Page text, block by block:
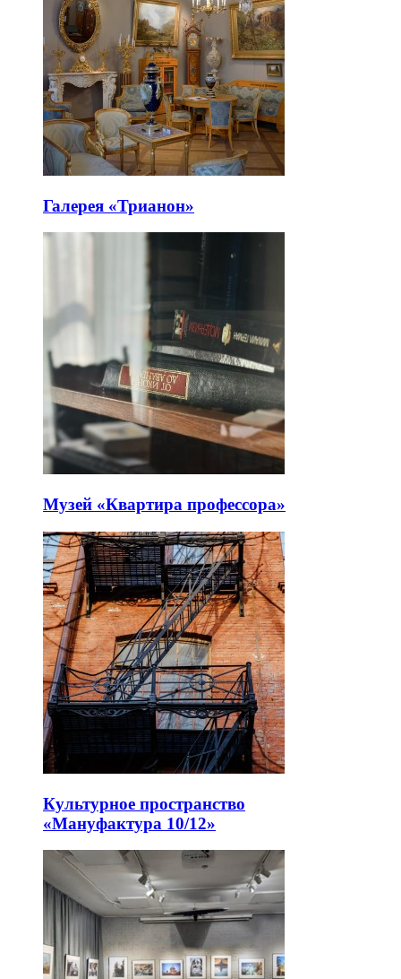
Обводный канал и промышленный Петербург
Обводный канал долго был промышленной границей города,
и его интерес не в парадных фасадах. Здесь важны железная
дорога…
Последние добавленныеинтересные
места
Галерея «Трианон»
Музей «Квартира профессора»